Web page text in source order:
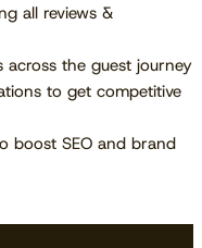
all reviews &
across the guest journey
to get competitive
boost SEO and brand